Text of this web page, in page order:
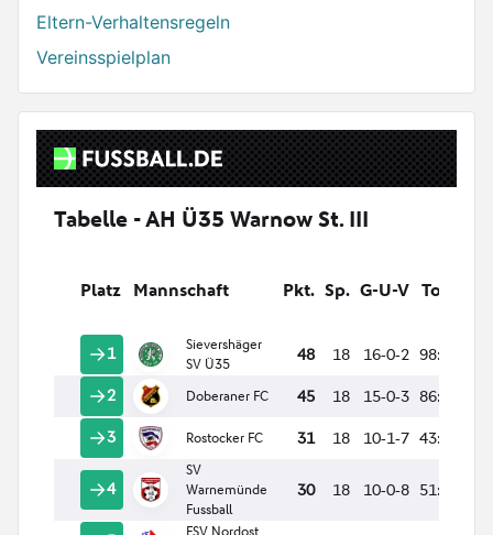
Eltern-Verhaltensregeln
Vereinsspielplan